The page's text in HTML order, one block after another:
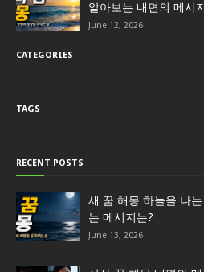
알아보는 내면의 메시
June 12, 2026
CATEGORIES
TAGS
RECENT POSTS
새 꿈 해몽 하늘을 나
는 메시지는?
June 13, 2026